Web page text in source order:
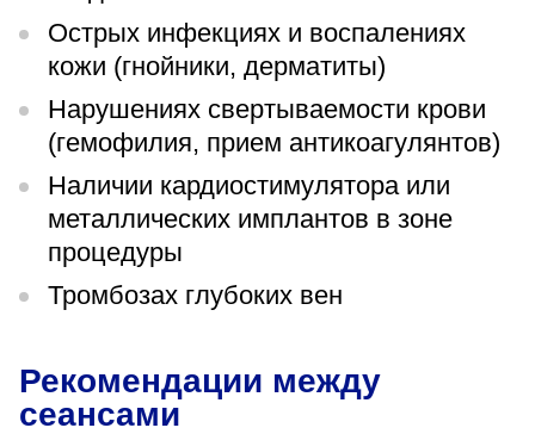
Острых инфекциях и воспалениях
кожи (гнойники, дерматиты)
Нарушениях свертываемости крови
(гемофилия, прием антикоагулянтов)
Наличии кардиостимулятора или
металлических имплантов в зоне
процедуры
Тромбозах глубоких вен
Рекомендации между
сеансами